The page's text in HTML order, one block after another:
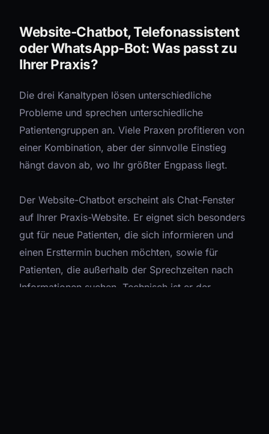
Website-Chatbot, Telefonassistent
oder WhatsApp-Bot: Was passt zu
Ihrer Praxis?
Die drei Kanaltypen lösen unterschiedliche
Probleme und sprechen unterschiedliche
Patientengruppen an. Viele Praxen profitieren von
einer Kombination, aber der sinnvolle Einstieg
hängt davon ab, wo Ihr größter Engpass liegt.
Der Website-Chatbot erscheint als Chat-Fenster
auf Ihrer Praxis-Website. Er eignet sich besonders
gut für neue Patienten, die sich informieren und
einen Ersttermin buchen möchten, sowie für
Patienten, die außerhalb der Sprechzeiten nach
Informationen suchen. Technisch ist er der